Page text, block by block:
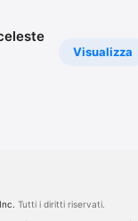
Visualizza
Tutti i diritti riservati.